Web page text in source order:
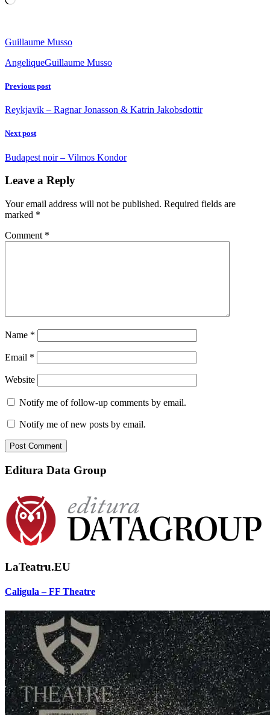
Guillaume Musso
AngeliqueGuillaume Musso
Previous post
Reykjavik – Ragnar Jonasson & Katrin Jakobsdottir
Next post
Budapest noir – Vilmos Kondor
Leave a Reply
Your email address will not be published. Required fields are
marked *
Comment *
Name *
Email *
Website
Notify me of follow-up comments by email.
Notify me of new posts by email.
Editura Data Group
LaTeatru.EU
Caligula – FF Theatre